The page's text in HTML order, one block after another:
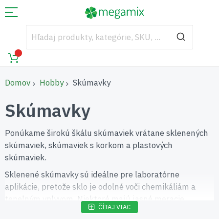
Domov Hobby Skúmavky
Skúmavky
Ponúkame širokú škálu skúmaviek vrátane sklenených
skúmaviek, skúmaviek s korkom a plastových
skúmaviek.
Sklenené skúmavky sú ideálne pre laboratórne
aplikácie, pretože sklo je odolné voči chemikáliám a
tepelným vplyvom. Niektoré majú jasné meracie
stupnice, ktoré umožňujú presné merania a
ČÍTAJ VIAC